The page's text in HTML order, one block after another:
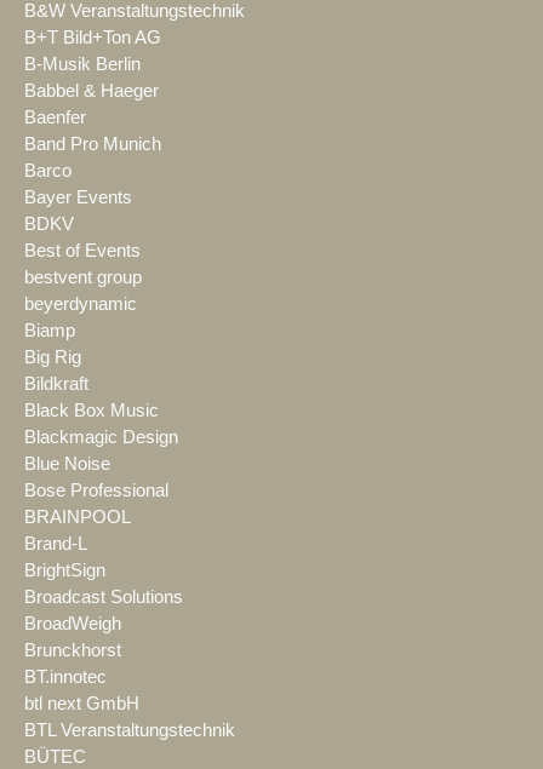
B&W Veranstaltungstechnik
B+T Bild+Ton AG
B-Musik Berlin
Babbel & Haeger
Baenfer
Band Pro Munich
Barco
Bayer Events
BDKV
Best of Events
bestvent group
beyerdynamic
Biamp
Big Rig
Bildkraft
Black Box Music
Blackmagic Design
Blue Noise
Bose Professional
BRAINPOOL
Brand-L
BrightSign
Broadcast Solutions
BroadWeigh
Brunckhorst
BT.innotec
btl next GmbH
BTL Veranstaltungstechnik
BÜTEC